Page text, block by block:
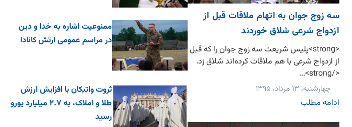
سه زوج جوان به اتهام ملاقات قبل از
ازدواج شرعی شلاق خوردند
<strong>پلیس شریعت سه زوج جوان را که قبل
از ازدواج شرعی با هم ملاقات کرده‌اند شلاق زد.
</strong>...
چهارشنبه، ۱۳ مرداد، ۱۳۹۵
ادامه مطلب
ممنوعیت اشاره به خدا و دین
در مراسم عمومی ارتش کانادا
ثروت واتیکان با افزایش ارزش
طلا و املاک، به ۲.۷ میلیارد یورو
رسید